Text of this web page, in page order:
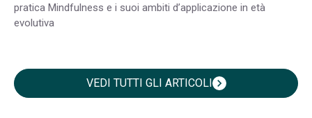
pratica Mindfulness e i suoi ambiti d’applicazione in età
evolutiva
VEDI TUTTI GLI ARTICOLI chevron_right